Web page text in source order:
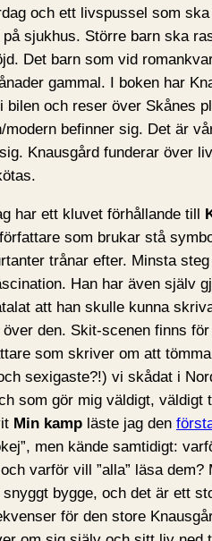
och ett livspussel som
sjukhus. Större barn ska
Det barn som vid
gammal. I boken har
bilen och reser över Skånes
befinner sig. Det är
Knausgård funderar över
har ett kluvet förhållande till
som brukar stå
trånar efter. Minsta
Han har även själv
att han skulle kunna
den. Skit-scenen finns
som skriver om att
sexigaste?!) vi skådat i
som gör mig väldigt, väldigt
Min kamp läste jag den
men kände samtidigt:
varför vill ”alla” läsa
bygge, och det är ett
för den store